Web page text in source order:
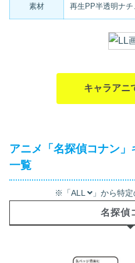
素材 再生PP半透明ナ
キャラアニ
アニメ「名探偵コナン
一覧
※「ALL 」から特
名探偵